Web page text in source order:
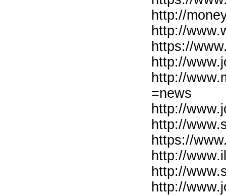
http://
http://
https://
http://
http://
=news
http://
http://
https://
http://
http://
http://